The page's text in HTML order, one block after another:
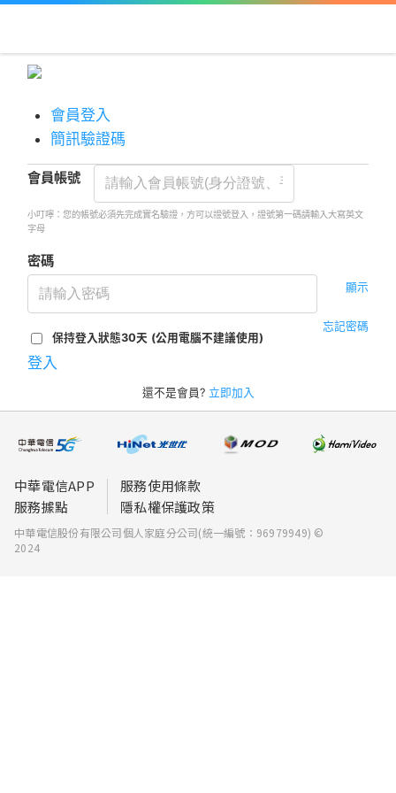
會員登入
簡訊驗證碼
會員帳號
小叮嚀：您的帳號必須先完成實名驗證，方可以證號登入，證號第一碼請輸入大寫英文
字母
密碼
顯示
忘記密碼
保持登入狀態30天 (公用電腦不建議使用)
登入
還不是會員? 立即加入
中華電信APP
服務據點
服務使用條款
隱私權保護政策
中華電信股份有限公司個人家庭分公司(統一編號：96979949) ©
2024